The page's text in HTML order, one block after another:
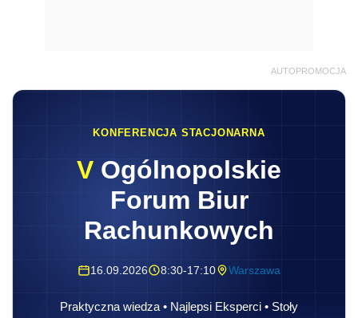
AUTOPROMOCJA
KONFERENCJA STACJONARNA
V Ogólnopolskie
Forum Biur
Rachunkowych
16.09.2026 8:30-17:10 Warszawa
Praktyczna wiedza • Najlepsi Eksperci • Stoły